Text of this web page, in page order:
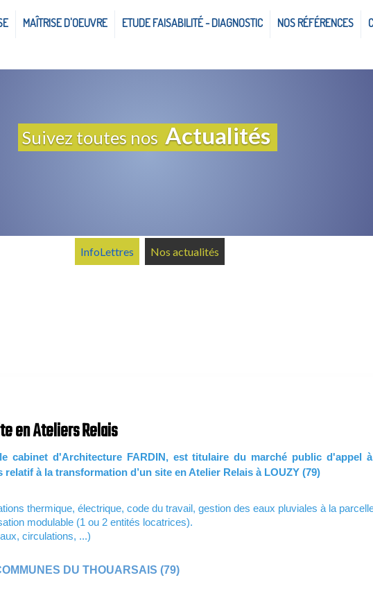
MAÎTRISE D'OEUVRE ETUDE FAISABILITÉ - DIAGNOSTIC NOS RÉFÉRENCES
Suivez toutes nos Actualités
InfoLettres Nos actualités
en Ateliers Relais
cabinet d'Architecture FARDIN, est titulaire du marché public d'appel
à la transformation d’un site en Atelier Relais à LOUZY (79)
thermique, électrique, code du travail, gestion des eaux pluviales à la
modulable (1 ou 2 entités locatrices).
circulations, ...)
DU THOUARSAIS (79)